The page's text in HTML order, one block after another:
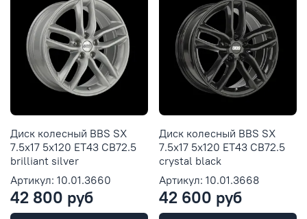
Диск колесный BBS SX
7.5x17 5x120 ET43 CB72.5
brilliant silver
Артикул: 10.01.3660
42 800 руб
Диск колесный BBS SX
7.5x17 5x120 ET43 CB72.5
crystal black
Артикул: 10.01.3668
42 600 руб